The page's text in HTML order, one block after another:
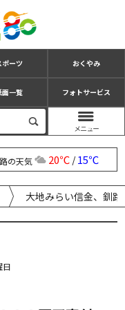
ポーツ おくやみ
面一覧 フォトサービス
の天気 20℃/15℃
大地みらい信金、釧
日